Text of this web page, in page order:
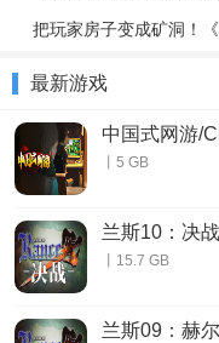
把玩家房子变成矿洞！
最新游戏
中国式网游/
账号】
丨5 GB
兰斯10：决
丨15.7 GB
兰斯09：赫